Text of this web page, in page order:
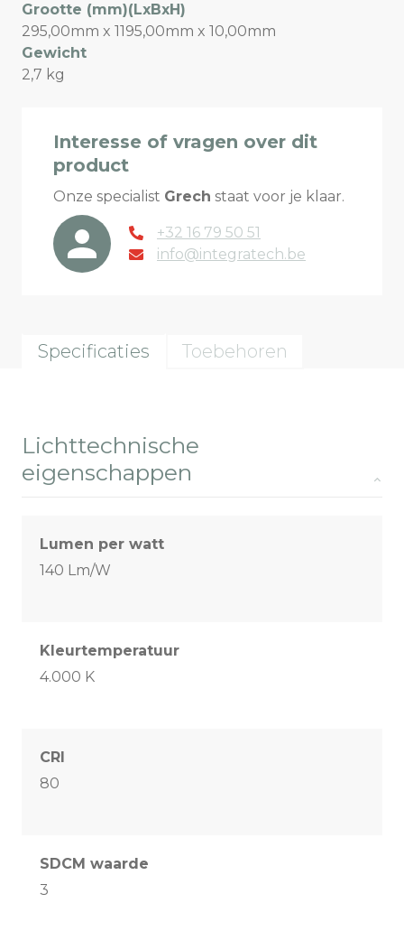
Grootte (mm)(LxBxH)
295,00mm x 1195,00mm x 10,00mm
Gewicht
2,7 kg
Interesse of vragen over dit
product
Onze specialist Grech staat voor je klaar.
+32 16 79 50 51
info@integratech.be
Specificaties Toebehoren
Lichttechnische
eigenschappen
Lumen per watt
140 Lm/W
Kleurtemperatuur
4.000 K
CRI
80
SDCM waarde
3